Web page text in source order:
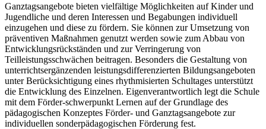
Ganztagsangebote bieten vielfältige Möglichkeiten auf Kinder und
Jugendliche und deren Interessen und Begabungen individuell
einzugehen und diese zu fördern. Sie können zur Umsetzung von
präventiven Maßnahmen genutzt werden sowie zum Abbau von
Entwicklungsrückständen und zur Verringerung von
Teilleistungsschwächen beitragen. Besonders die Gestaltung von
unterrichtsergänzenden leistungsdifferenzierten Bildungsangeboten
unter Berücksichtigung eines rhythmisierten Schultages unterstützt
die Entwicklung des Einzelnen. Eigenverantwortlich legt die Schule
mit dem Förder-schwerpunkt Lernen auf der Grundlage des
pädagogischen Konzeptes Förder- und Ganztagsangebote zur
individuellen sonderpädagogischen Förderung fest.